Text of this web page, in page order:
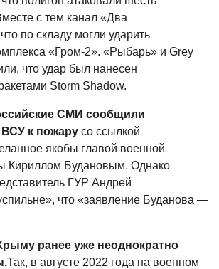
с тем канал «Два
по складу могли ударить
«Гром-2». «Рыбарь» и Grey
что удар был нанесен
Storm Shadow.
СМИ сообщили
ВСУ к пожару со ссылкой
якобы главой военной
Кириллом Будановым. Однако
ГУР Андрей
что «заявление Буданова —
ранее уже неоднократно
Так, в августе 2022 года на военном